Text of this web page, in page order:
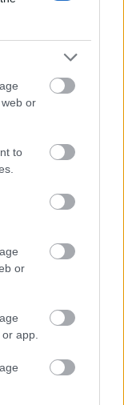
or
to
or
app.
και τα
της
το
να εξατμιστεί
τη
φωτιά,
για 45-60
πολύ. Όταν
τα λαζάνια.